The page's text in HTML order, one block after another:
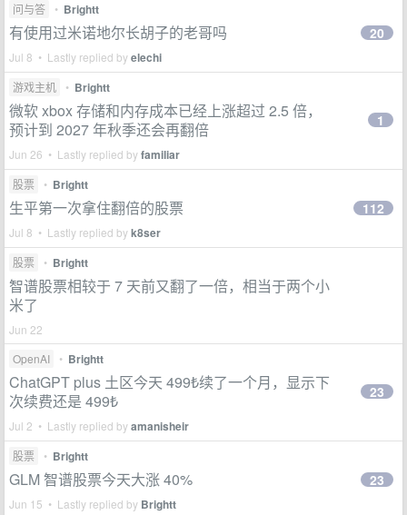
问与答 • Brightt
有使用过米诺地尔长胡子的老哥吗
Jul 8 • Lastly replied byelechi
20
游戏主机 • Brightt
微软 xbox 存储和内存成本已经上涨超过 2.5 倍，
预计到 2027 年秋季还会再翻倍
Jun 26 • Lastly replied byfamiliar
1
股票 • Brightt
生平第一次拿住翻倍的股票
Jul 8 • Lastly replied byk8ser
112
股票 • Brightt
智谱股票相较于 7 天前又翻了一倍，相当于两个小
米了
Jun 22
OpenAI
• Brightt
ChatGPT plus 土区今天 499₺续了一个月，显示下
次续费还是 499₺
Jul 2 • Lastly replied byamanisheir
23
股票 • Brightt
GLM 智谱股票今天大涨 40%
Jun 15 • Lastly replied by Brightt
23